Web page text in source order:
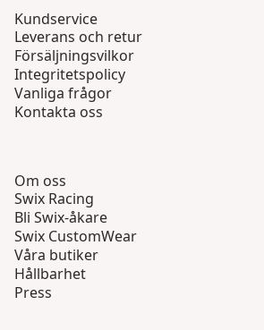
Kundservice
Leverans och retur
Försäljningsvilkor
Integritetspolicy
Vanliga frågor
Kontakta oss
Om oss
Swix Racing
Bli Swix-åkare
Swix CustomWear
Våra butiker
Hållbarhet
Press